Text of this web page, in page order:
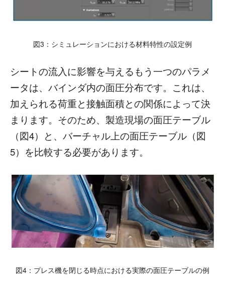
図3：シミュレーションにおける材料特性の設定例
シートの流入に影響を与えるもう一つのパラメ
ータは、バインダ内の面圧分布です。これは、
加えられる荷重と接触面積との関係によって決
まります。そのため、製造現場の面圧テーブル
（図4）と、バーチャル上の面圧テーブル（図
5）を比較する必要があります。
図4：プレス機を閉じる時点における実際の面圧テーブルの例